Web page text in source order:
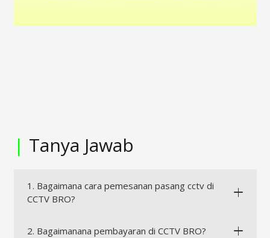
| Tanya Jawab
1. Bagaimana cara pemesanan pasang cctv di
CCTV BRO?
2. Bagaimanana pembayaran di CCTV BRO?